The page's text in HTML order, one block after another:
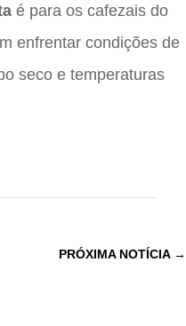
é para os cafezais do
enfrentar condições de
seco e temperaturas
PRÓXIMA NOTÍCIA→